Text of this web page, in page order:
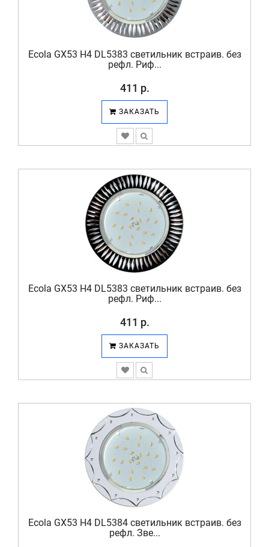
Ecola GX53 H4 DL5383 светильник встраив. без
рефл. Риф...
411 р.
ЗАКАЗАТЬ
Ecola GX53 H4 DL5383 светильник встраив. без
рефл. Риф...
411 р.
ЗАКАЗАТЬ
Ecola GX53 H4 DL5384 светильник встраив. без
рефл. Зве...